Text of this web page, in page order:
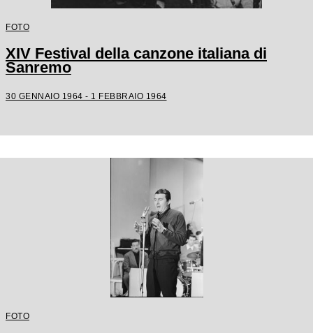
FOTO
XIV Festival della canzone italiana di
Sanremo
30 GENNAIO 1964 - 1 FEBBRAIO 1964
FOTO